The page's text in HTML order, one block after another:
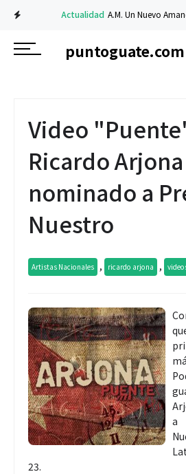
Actualidad A.M. Un Nuevo
puntoguate.com
Video
Ricardo Arjona
nominado a
Nuestro
Artistas Nacionales , ricardo arjona ,
a
23.